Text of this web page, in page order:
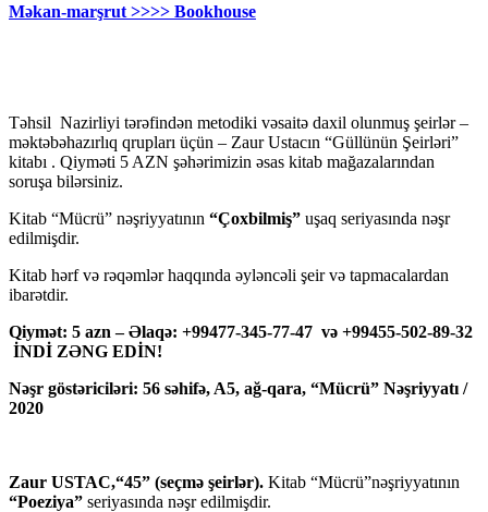
Məkan-marşrut >>>> Bookhouse
Təhsil Nazirliyi tərəfindən metodiki vəsaitə daxil olunmuş şeirlər –
məktəbəhazırlıq qrupları üçün – Zaur Ustacın “Güllünün Şeirləri”
kitabı . Qiyməti 5 AZN şəhərimizin əsas kitab mağazalarından
soruşa bilərsiniz.
Kitab “Mücrü” nəşriyyatının “Çoxbilmiş” uşaq seriyasında nəşr
edilmişdir.
Kitab hərf və rəqəmlər haqqında əyləncəli şeir və tapmacalardan
ibarətdir.
Qiymət: 5 azn – Əlaqə: +99477-345-77-47 və +99455-502-89-32
İNDİ ZƏNG EDİN!
Nəşr göstəriciləri: 56 səhifə, A5, ağ-qara, “Mücrü” Nəşriyyatı /
2020
Zaur USTAC,“45” (seçmə şeirlər). Kitab “Mücrü”nəşriyyatının
“Poeziya” seriyasında nəşr edilmişdir.